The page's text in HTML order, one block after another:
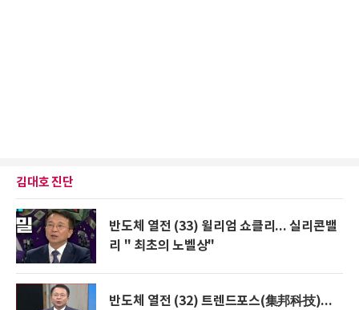
김대호 진단
반도체 열전 (33) 윌리엄 쇼클리... 실리콘밸
리 " 최초의 노벨상"
반도체 열전 (32) 트렌드포스(集邦科技)...